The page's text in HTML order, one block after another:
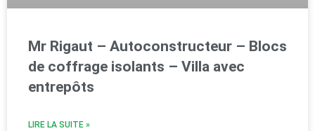
Mr Rigaut – Autoconstructeur – Blocs
de coffrage isolants – Villa avec
entrepôts
LIRE LA SUITE »